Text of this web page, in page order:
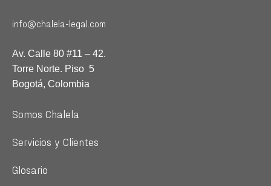
info@chalela-legal.com
Av. Calle 80 #11 – 42.
Torre Norte. Piso 5
Bogotá, Colombia
Somos Chalela
Servicios y Clientes
Glosario